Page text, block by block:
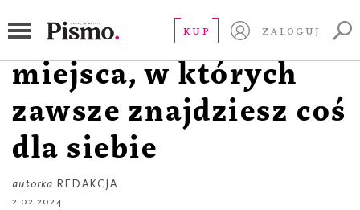
KUP ZALOGUJ
Filmowe zachwyty i
miejsca, w których
zawsze znajdziesz coś
dla siebie
autorka REDAKCJA
2.02.2024